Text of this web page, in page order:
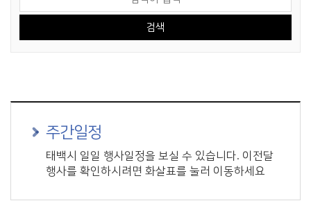
주간일정
태백시 일일 행사일정을 보실 수 있습니다. 이전달
행사를 확인하시려면 화살표를 눌러 이동하세요